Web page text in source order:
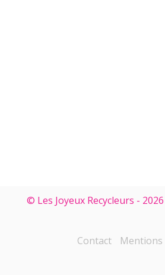
© Les Joyeux Recycleurs - 2026
Contact Mentions